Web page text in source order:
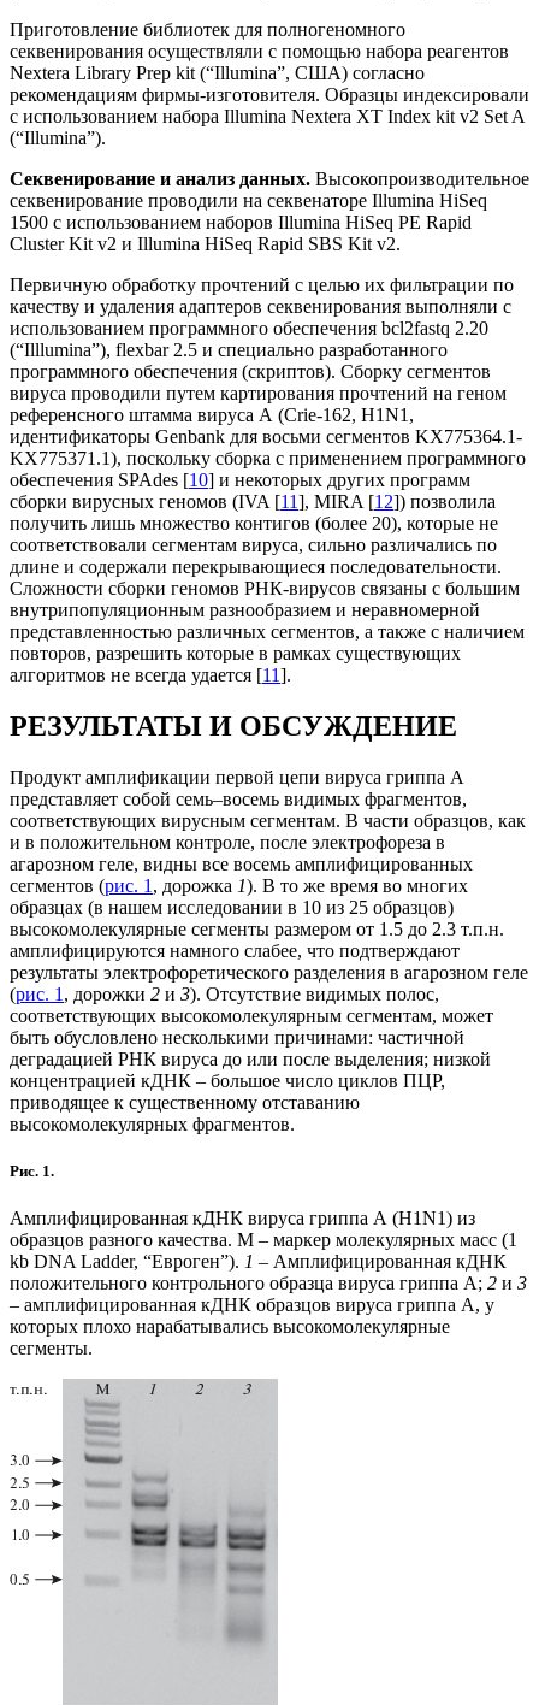
Приготовление библиотек для полногеномного
секвенирования осуществляли с помощью набора реагентов
Nextera Library Prep kit (“Illumina”, США) согласно
рекомендациям фирмы-изготовителя. Образцы индексировали
с использованием набора Illumina Nextera XT Index kit v2 Set A
(“Illumina”).
Секвенирование и анализ данных. Высокопроизводительное
секвенирование проводили на секвенаторе Illumina HiSeq
1500 с использованием наборов Illumina HiSeq PE Rapid
Cluster Kit v2 и Illumina HiSeq Rapid SBS Kit v2.
Первичную обработку прочтений с целью их фильтрации по
качеству и удаления адаптеров секвенирования выполняли с
использованием программного обеспечения bcl2fastq 2.20
(“Illlumina”), flexbar 2.5 и специально разработанного
программного обеспечения (скриптов). Сборку сегментов
вируса проводили путем картирования прочтений на геном
референсного штамма вируса А (Crie-162, H1N1,
идентификаторы Genbank для восьми сегментов KX775364.1-
KX775371.1), поскольку сборка с применением программного
обеспечения SPAdes [10] и некоторых других программ
сборки вирусных геномов (IVA [11], MIRA [12]) позволила
получить лишь множество контигов (более 20), которые не
соответствовали сегментам вируса, сильно различались по
длине и содержали перекрывающиеся последовательности.
Сложности сборки геномов РНК-вирусов связаны с большим
внутрипопуляционным разнообразием и неравномерной
представленностью различных сегментов, а также с наличием
повторов, разрешить которые в рамках существующих
алгоритмов не всегда удается [11].
РЕЗУЛЬТАТЫ И ОБСУЖДЕНИЕ
Продукт амплификации первой цепи вируса гриппа А
представляет собой cемь–восемь видимых фрагментов,
соответствующих вирусным сегментам. В части образцов, как
и в положительном контроле, после электрофореза в
агарозном геле, видны все восемь амплифицированных
сегментов (рис. 1 , дорожка 1). В то же время во многих
образцах (в нашем исследовании в 10 из 25 образцов)
высокомолекулярные сегменты размером от 1.5 до 2.3 т.п.н.
амплифицируются намного слабее, что подтверждают
результаты электрофоретического разделения в агарозном геле
(рис. 1 , дорожки 2 и 3). Отсутствие видимых полос,
соответствующих высокомолекулярным сегментам, может
быть обусловлено несколькими причинами: частичной
деградацией РНК вируса до или после выделения; низкой
концентрацией кДНК – большое число циклов ПЦР,
приводящее к существенному отставанию
высокомолекулярных фрагментов.
Рис. 1.
Амплифицированная кДНК вируса гриппа А (H1N1) из
образцов разного качества. М – маркер молекулярных масс (1
kb DNA Ladder, “Евроген”). 1 – Амплифицированная кДНК
положительного контрольного образца вируса гриппа А; 2 и 3
– амплифицированная кДНК образцов вируса гриппа А, у
которых плохо нарабатывались высокомолекулярные
сегменты.